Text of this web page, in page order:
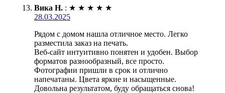
Вика Н. : ★ ★ ★ ★ ★
28.03.2025
Рядом с домом нашла отличное место. Легко
разместила заказ на печать.
Веб-сайт интуитивно понятен и удобен. Выбор
форматов разнообразный, все просто.
Фотографии пришли в срок и отлично
напечатаны. Цвета яркие и насыщенные.
Довольна результатом, буду обращаться снова!